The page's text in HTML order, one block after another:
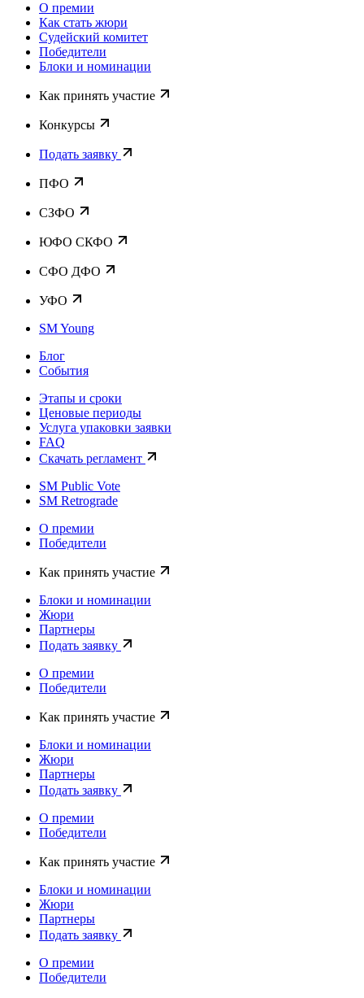
О премии
Как стать жюри
Судейский комитет
Победители
Блоки и номинации
Как принять участие
Конкурсы
Подать заявку
ПФО
СЗФО
ЮФО СКФО
CФО ДФО
УФО
SM Young
Блог
События
Этапы и сроки
Ценовые периоды
Услуга упаковки заявки
FAQ
Скачать регламент
SM Public Vote
SM Retrograde
О премии
Победители
Как принять участие
Блоки и номинации
Жюри
Партнеры
Подать заявку
О премии
Победители
Как принять участие
Блоки и номинации
Жюри
Партнеры
Подать заявку
О премии
Победители
Как принять участие
Блоки и номинации
Жюри
Партнеры
Подать заявку
О премии
Победители